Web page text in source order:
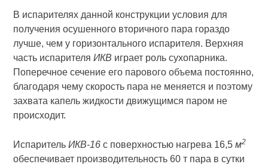
В испарителях данной конструкции условия для
получения осушенного вторичного пара гораздо
лучше, чем у горизонтального испарителя. Верхняя
часть испарителяИКВ играет роль сухопарника.
Поперечное сечение его парового объема постоянно,
благодаря чему скорость пара не меняется и поэтому
захвата капель жидкости движущимся паром не
происходит.
ИспарительИКВ-16 с поверхностью нагрева 16,5м2
обеспечивает производительность 60 т пара в сутки